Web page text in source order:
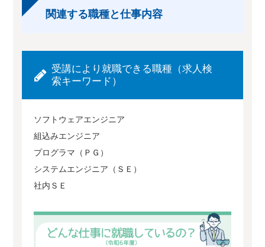
関連する職種と仕事内容
受講により就職できる職種（求人検
索キーワード）
ソフトウェアエンジニア
組込みエンジニア
プログラマ（ＰＧ）
システムエンジニア（ＳＥ）
社内ＳＥ